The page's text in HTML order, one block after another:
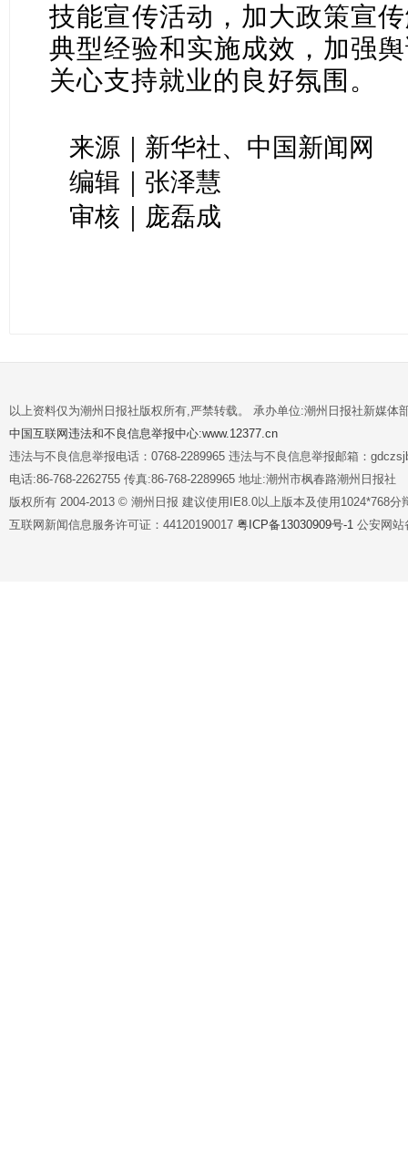
技能宣传活动，加大政策宣
典型经验和实施成效，加强
关心支持就业的良好氛围。
来源｜新华社、中国新闻网
编辑｜张泽慧
审核｜庞磊成
以上资料仅为潮州日报社版权所有,严禁转载。 承办单位:潮州日报社新媒体
中国互联网违法和不良信息举报中心:www.12377.cn
违法与不良信息举报电话：0768-2289965 违法与不良信息举报邮箱：
电话:86-768-2262755 传真:86-768-2289965 地址:潮州市枫春路潮州日报社
版权所有 2004-2013 © 潮州日报 建议使用IE8.0以上版本及使用1024*768分
互联网新闻信息服务许可证：44120190017 粤ICP备13030909号-1 公安网站